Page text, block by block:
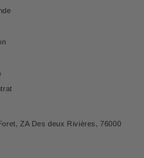
ZA Des deux Rivières, 76000